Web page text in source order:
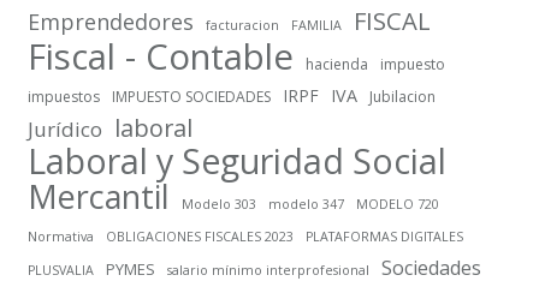
Emprendedores facturacion FAMILIA FISCAL
Fiscal - Contable hacienda
impuesto
impuestos
IMPUESTO SOCIEDADES IRPF IVA Jubilacion
Jurídico laboral
Laboral y Seguridad Social
Mercantil Modelo 303 modelo 347
MODELO 720
Normativa
OBLIGACIONES FISCALES 2023
PLATAFORMAS DIGITALES
PLUSVALIA
PYMES salario mínimo interprofesional Sociedades